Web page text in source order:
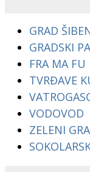
GRAD
GRADSKI
FRA MA FU
TVRĐAVE
VODOVOD
ZELENI